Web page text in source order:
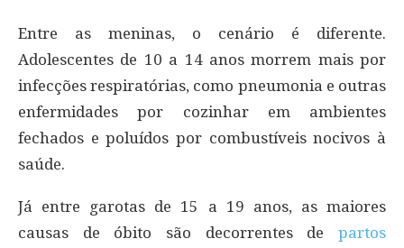
Entre as meninas, o cenário é diferente.
Adolescentes de 10 a 14 anos morrem mais por
infecções respiratórias, como pneumonia e outras
enfermidades por cozinhar em ambientes
fechados e poluídos por combustíveis nocivos à
saúde.
Já entre garotas de 15 a 19 anos, as maiores
causas de óbito são decorrentes de partos